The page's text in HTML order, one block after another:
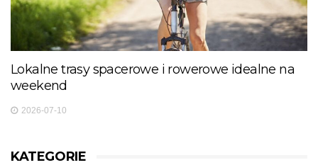
Lokalne trasy spacerowe i rowerowe idealne na
weekend
2026-07-10
KATEGORIE